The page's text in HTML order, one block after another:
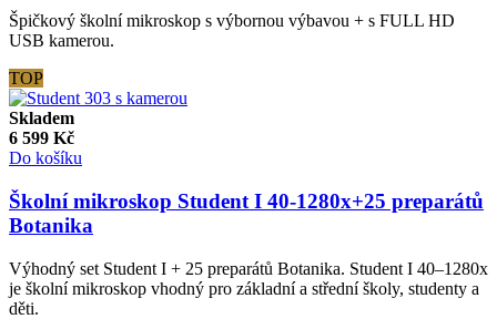
Špičkový školní mikroskop s výbornou výbavou + s FULL HD
USB kamerou.
TOP
Skladem
6 599 Kč
Do košíku
Školní mikroskop Student I 40-1280x+25 preparátů
Botanika
Výhodný set Student I + 25 preparátů Botanika. Student I 40–1280x
je školní mikroskop vhodný pro základní a střední školy, studenty a
děti.